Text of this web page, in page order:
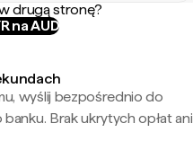
drugą stronę?
na AUD
wyślij bezpośrednio do
Brak ukrytych opłat ani